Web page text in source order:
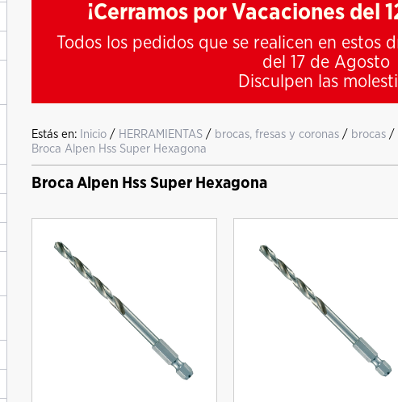
¡Cerramos por Vacaciones del
Todos los pedidos que se realicen en estos
del 17 de Agosto
Disculpen las
Estás en: Inicio / HERRAMIENTAS / brocas, fresas y coronas / brocas /
Broca Alpen Hss Super Hexagona
Broca Alpen Hss Super Hexagona